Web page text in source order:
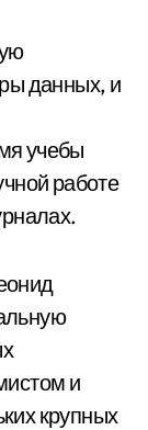
данных, и
учебы
работе
и
крупных